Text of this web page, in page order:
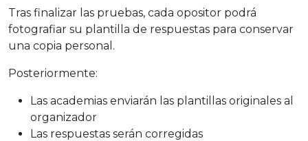
Tras finalizar las pruebas, cada opositor podrá
fotografiar su plantilla de respuestas para conservar
una copia personal.
Posteriormente:
Las academias enviarán las plantillas originales al
organizador
Las respuestas serán corregidas